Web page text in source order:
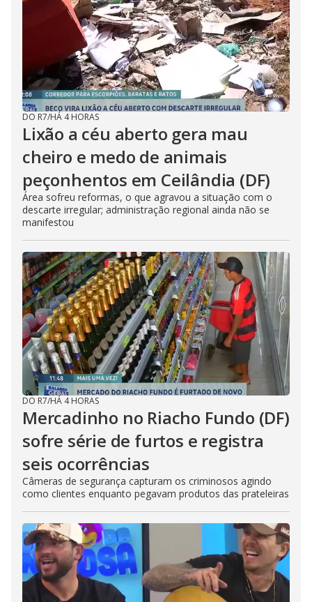
DO R7/HÁ 4 HORAS
Lixão a céu aberto gera mau
cheiro e medo de animais
peçonhentos em Ceilândia (DF)
Área sofreu reformas, o que agravou a situação com o
descarte irregular; administração regional ainda não se
manifestou
DO R7/HÁ 4 HORAS
Mercadinho no Riacho Fundo (DF)
sofre série de furtos e registra
seis ocorrências
Câmeras de segurança capturam os criminosos agindo
como clientes enquanto pegavam produtos das prateleiras